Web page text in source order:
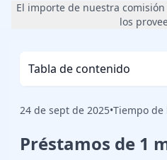
El importe de nuestra
los
Tabla de contenido
24 de sept de 2025•Tiempo
Préstamos de 1